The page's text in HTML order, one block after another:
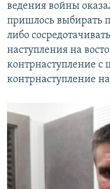
ведения войны
пришлось выбирать
либо
наступления на
контрнаступление с
контрнаступление